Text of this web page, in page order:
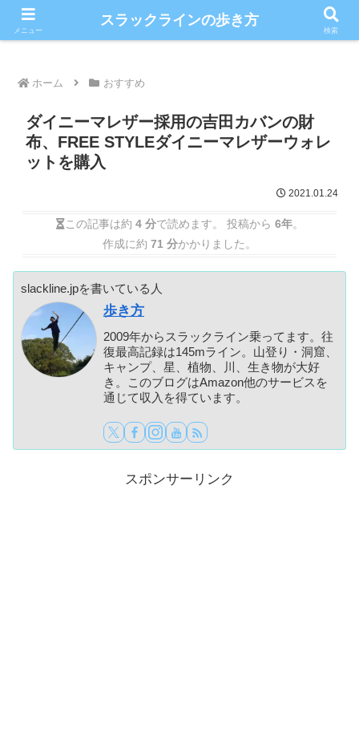
こだわりのスラックライン情報満載ブログ
ホーム おすすめ
ダイニーマレザー採用の吉田カバンの財
布、FREE STYLEダイニーマレザーウォレ
ットを購入
2021.01.24
この記事は約 4 分で読めます。 投稿から 6年。
作成に約 71 分かかりました。
slackline.jpを書いている人
歩き方
2009年からスラックライン乗ってます。往
復最高記録は145mライン。山登り・洞窟、
キャンプ、星、植物、川、生き物が大好
き。このブログはAmazon他のサービスを
通じて収入を得ています。
スポンサーリンク
メニュー
スラックラインの歩き方
検索